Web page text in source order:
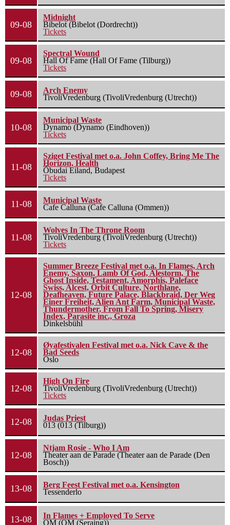
09-08
Midnight
Bibelot (Bibelot (Dordrecht))
Tickets
09-08
Spectral Wound
Hall Of Fame (Hall Of Fame (Tilburg))
Tickets
09-08
Arch Enemy
TivoliVredenburg (TivoliVredenburg (Utrecht))
10-08
Municipal Waste
Dynamo (Dynamo (Eindhoven))
Tickets
11-08
Sziget Festival met o.a. John Coffey, Bring Me The
Horizon, Health
Óbudai Eiland, Budapest
Tickets
11-08
Municipal Waste
Cafe Calluna (Cafe Calluna (Ommen))
11-08
Wolves In The Throne Room
TivoliVredenburg (TivoliVredenburg (Utrecht))
Tickets
12-08
Summer Breeze Festival met o.a. In Flames, Arch
Enemy, Saxon, Lamb Of God, Alestorm, The
Ghost Inside, Testament, Amorphis, Paleface
Swiss, Alcest, Orbit Culture, Northlane,
Deafheaven, Future Palace, Blackbraid, Der Weg
Einer Freiheit, Alien Ant Farm, Municipal Waste,
Thundermother, From Fall To Spring, Misery
Index, Parasite inc., Groza
Dinkelsbühl
12-08
Øyafestivalen Festival met o.a. Nick Cave & the
Bad Seeds
Oslo
12-08
High On Fire
TivoliVredenburg (TivoliVredenburg (Utrecht))
Tickets
12-08
Judas Priest
013 (013 (Tilburg))
12-08
Ntjam Rosie - Who I Am
Theater aan de Parade (Theater aan de Parade (Den
Bosch))
13-08
Berg Feest Festival met o.a. Kensington
Tessenderlo
13-08
In Flames + Employed To Serve
OM (OM (Seraing))